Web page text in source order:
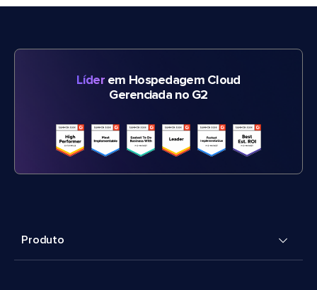
Líderem Hospedagem Cloud
Gerenciada no G2
Produto